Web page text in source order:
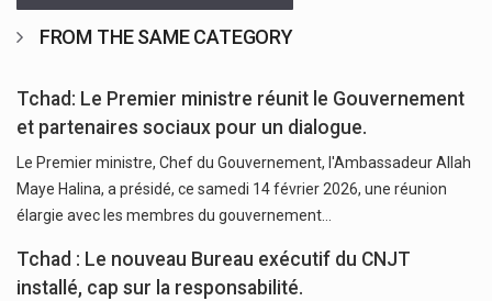
FROM THE SAME CATEGORY
Tchad: Le Premier ministre réunit le Gouvernement
et partenaires sociaux pour un dialogue.
Le Premier ministre, Chef du Gouvernement, l'Ambassadeur Allah
Maye Halina, a présidé, ce samedi 14 février 2026, une réunion
élargie avec les membres du gouvernement…
Tchad : Le nouveau Bureau exécutif du CNJT
installé, cap sur la responsabilité.